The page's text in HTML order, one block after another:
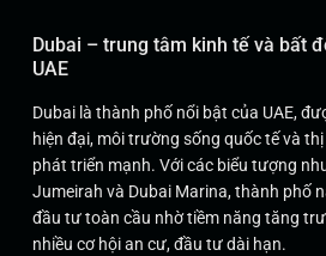
Dubai – trung tâm kinh tế và bất
UAE
Dubai là thành phố nổi bật của UAE,
hiện đại, môi trường sống quốc tế và
phát triển mạnh. Với các biểu tượng
Jumeirah và Dubai Marina, thành phố
đầu tư toàn cầu nhờ tiềm năng tăng
nhiều cơ hội an cư, đầu tư dài hạn.